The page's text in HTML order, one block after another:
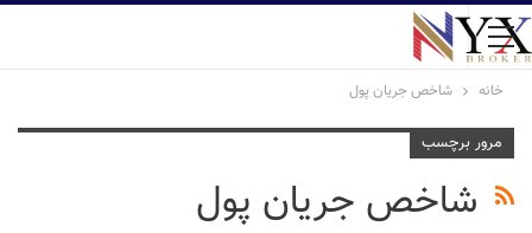
خانه شاخص جریان پول
مرور برچسب
شاخص جریان پول